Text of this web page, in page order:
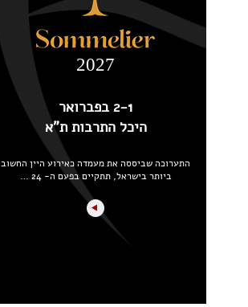
2027
2-1 בפברואר
היכל התרבות ת"א
התערוכה שביססה את מעמדה כאירוע היין החשוב
ביותר בישראל, תתקיים בפעם ה- 24 …